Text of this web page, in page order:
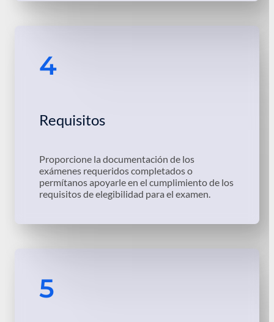
4
Requisitos
Proporcione la documentación de los
exámenes requeridos completados o
permítanos apoyarle en el cumplimiento de los
requisitos de elegibilidad para el examen.
5